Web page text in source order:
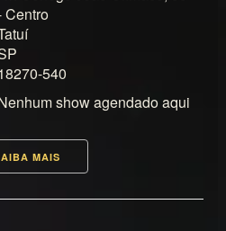
Centro
540
show agendado aqui
MAIS